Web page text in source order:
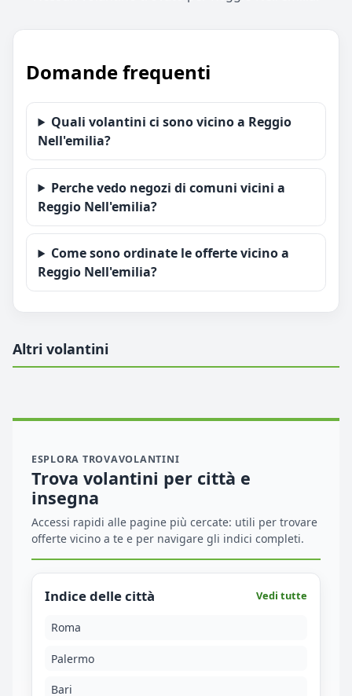
Domande frequenti
Quali volantini ci sono vicino a Reggio
Nell'emilia?
Perche vedo negozi di comuni vicini a
Reggio Nell'emilia?
Come sono ordinate le offerte vicino a
Reggio Nell'emilia?
Altri volantini
ESPLORA TROVAVOLANTINI
Trova volantini per città e
insegna
Accessi rapidi alle pagine più cercate: utili per trovare
offerte vicino a te e per navigare gli indici completi.
Indice delle città Vedi tutte
Roma
Palermo
Bari